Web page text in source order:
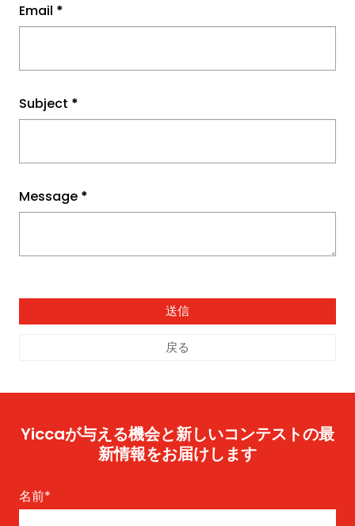
Email *
Subject *
Message *
戻る
Yiccaが与える機会と新しいコンテストの最
新情報をお届けします
名前*